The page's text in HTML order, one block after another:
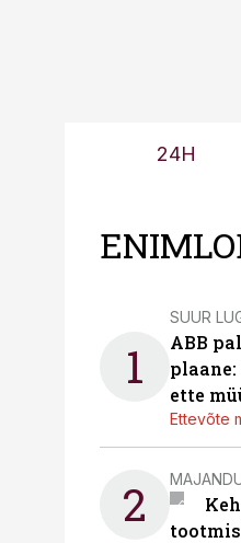
24H
1
SUUR
ABB
ette
Ettevõte
2